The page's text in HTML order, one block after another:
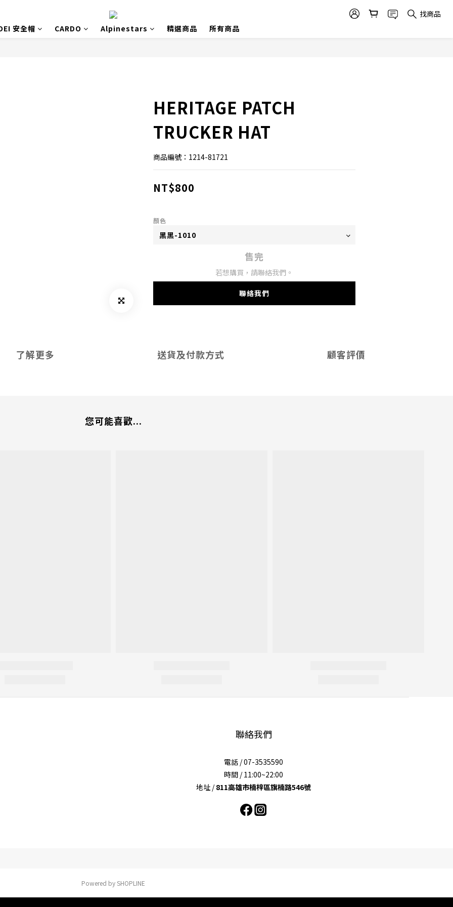
找商品
安全帽
CARDO Alpinestars 精選商品 所有商品
HERITAGE PATCH
TRUCKER HAT
商品編號：1214-81721
NT$800
顏色
售完
若想購買，請聯絡我們。
聯絡我們
了解更多 送貨及付款方式 顧客評價
您可能喜歡...
聯絡我們
電話 / 07-3535590
時間 / 11:00~22:00
地址 /811高雄市楠梓區旗楠路546號
Powered by SHOPLINE